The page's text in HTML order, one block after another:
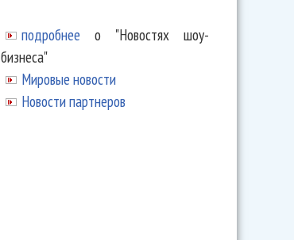
подробнее о "Новостях шоу-
бизнеса"
Мировые новости
Новости партнеров